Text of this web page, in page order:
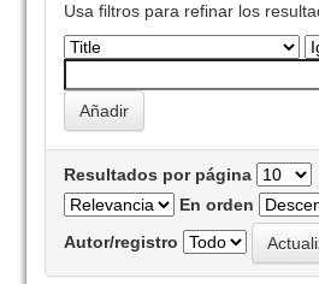
Usa filtros para refinar los
Resultados por página
En orden
Autor/registro